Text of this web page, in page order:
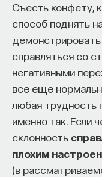
Съесть конфету,
способ поднять
справляться со
негативными
все еще
любая трудность
именно так. Если
склонность
плохим
(в